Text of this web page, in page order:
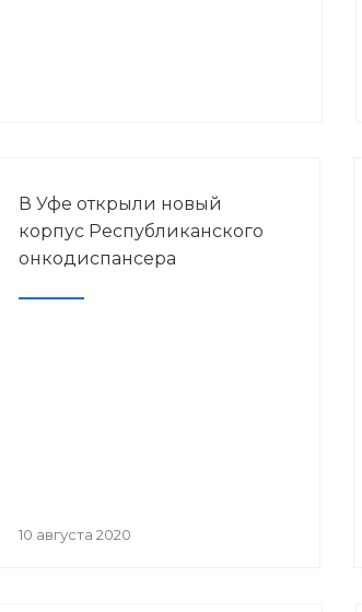
В Уфе открыли новый
корпус Республиканского
онкодиспансера
10 августа 2020